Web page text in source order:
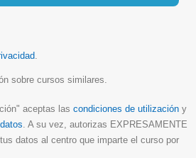
.
sobre cursos similares.
aceptas las condiciones de utilización y
. A su vez, autorizas EXPRESAMENTE
datos al centro que imparte el curso por